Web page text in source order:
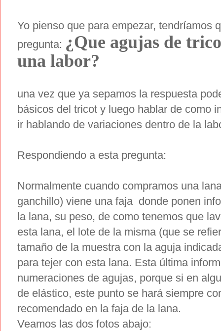
Yo pienso que para empezar, tendríamos
pregunta: ¿Que agujas de
una labor?
una vez que ya sepamos la respuesta
básicos del tricot y luego hablar de como
ir hablando de variaciones dentro de la
Respondiendo a esta pregunta:
Normalmente cuando compramos una
ganchillo) viene una faja donde ponen
la lana, su peso, de como tenemos que
esta lana, el lote de la misma (que se
tamaño de la muestra con la aguja
para tejer con esta lana. Esta última
numeraciones de agujas, porque si en
de elástico, este punto se hará siempre
recomendado en la faja de la lana.
Veamos las dos fotos abajo: